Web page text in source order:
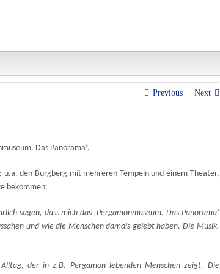
Previous Next
Das Panorama‘.
u.a. den Burgberg mit mehreren Tempeln undeinem Theater,
bekommen:
sagen, dassmich das ‚Pergamonmuseum. Das Panorama‘
und wie die Menschen damals gelebt haben. Die Musik,
der in z.B. Pergamon lebenden Menschen zeigt. Die